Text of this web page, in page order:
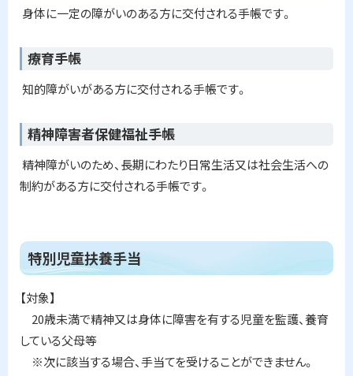
に
戻
る
身体に一定の障がいのある方に交付される手帳です。
ト
プ
に
戻
る
療育手帳
知的障がいがある方に交付される手帳です。
ト
る
精神障害者保健福祉手帳
精神障がいのため、長期にわたり日常生活又は社会生活への
制約がある方に交付される手帳です。
ト
ッ
プ
戻
特別児童扶養手当
【対象】
20歳未満で精神又は身体に障害を有する児童を監護、養育
している父母等
※次に該当する場合、手当てを受けることができません。